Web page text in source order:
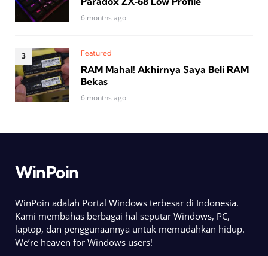
6 months ago
Featured
RAM Mahal! Akhirnya Saya Beli RAM
Bekas
6 months ago
WinPoin
WinPoin adalah Portal Windows terbesar di Indonesia.
Kami membahas berbagai hal seputar Windows, PC,
laptop, dan penggunaannya untuk memudahkan hidup.
We’re heaven for Windows users!